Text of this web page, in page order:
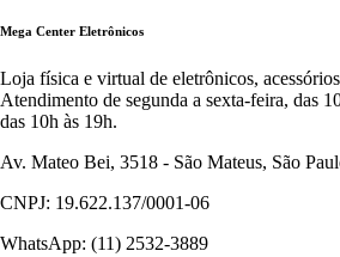
Mega Center Eletrônicos
Loja física e virtual de eletrônicos,
Atendimento de segunda a sexta-feira, das
das 10h às 19h.
Av. Mateo Bei, 3518 - São Mateus, São
CNPJ: 19.622.137/0001-06
WhatsApp: (11) 2532-3889